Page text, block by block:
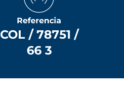
Referencia
COL / 78751 /
66 3